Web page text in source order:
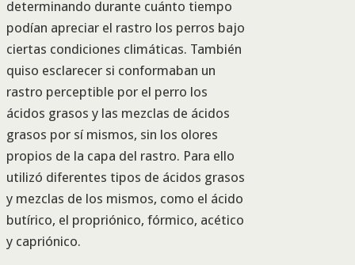
determinando durante cuánto tiempo
podían apreciar el rastro los perros bajo
ciertas condiciones climáticas. También
quiso esclarecer si conformaban un
rastro perceptible por el perro los
ácidos grasos y las mezclas de ácidos
grasos por sí mismos, sin los olores
propios de la capa del rastro. Para ello
utilizó diferentes tipos de ácidos grasos
y mezclas de los mismos, como el ácido
butírico, el propriónico, fórmico, acético
y capriónico.